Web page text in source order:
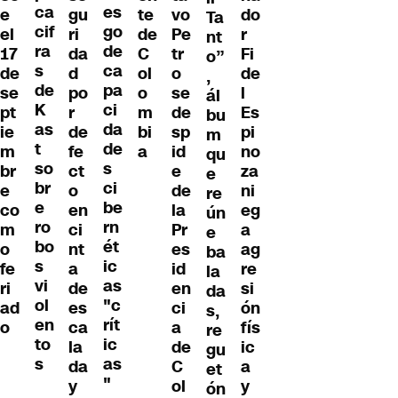
e
el
17
de
se
pt
ie
m
br
e
co
m
o
fe
ri
ad
o
ca
cif
ra
s
de
K
as
t
so
br
e
ro
bo
s
vi
ol
en
to
s
gu
ri
da
d
po
r
de
fe
ct
o
en
ci
nt
a
de
es
ca
la
da
y
es
go
de
ca
pa
ci
da
de
s
ci
be
rn
ét
ic
as
"c
rít
ic
as
"
te
de
C
ol
o
m
bi
a
vo
Pe
tr
o
se
de
sp
id
e
de
la
Pr
es
id
en
ci
a
de
C
ol
Ta
nt
o”
,
ál
bu
m
qu
e
re
ún
e
ba
la
da
s,
re
gu
et
ón
do
r
Fi
de
l
Es
pi
no
za
ni
eg
a
ag
re
si
ón
fís
ic
a
y